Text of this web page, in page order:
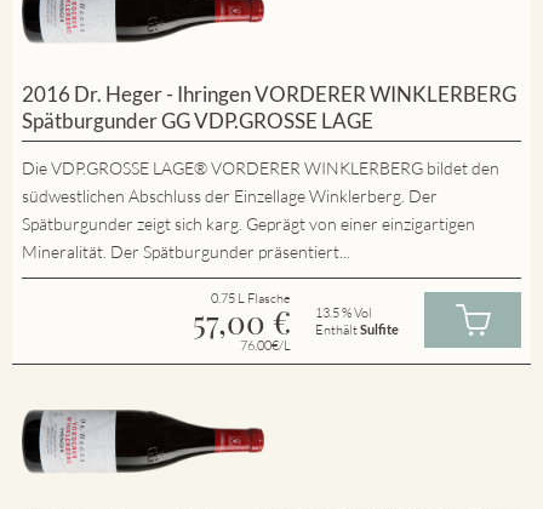
2016 Dr. Heger - Ihringen VORDERER WINKLERBERG
Spätburgunder GG VDP.GROSSE LAGE
Die VDP.GROSSE LAGE® VORDERER WINKLERBERG bildet den
südwestlichen Abschluss der Einzellage Winklerberg. Der
Spätburgunder zeigt sich karg. Geprägt von einer einzigartigen
Mineralität. Der Spätburgunder präsentiert...
0.75 L Flasche
57,00 €
76.00€/L
13.5 % Vol
EnthältSulfite